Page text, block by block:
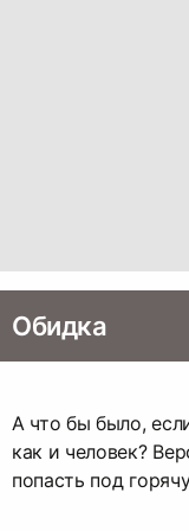
Обидка
А что бы было,
как и человек?
попасть под